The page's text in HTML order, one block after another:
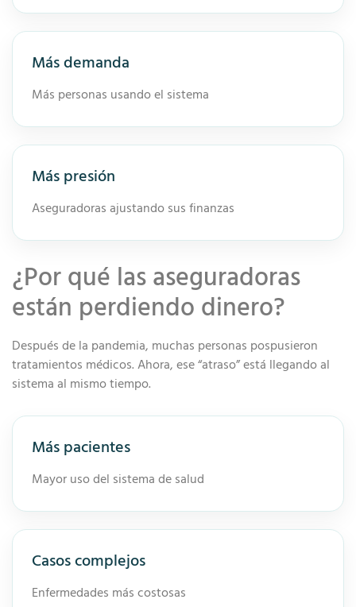
Más demanda
Más personas usando el sistema
Más presión
Aseguradoras ajustando sus finanzas
¿Por qué las aseguradoras
están perdiendo dinero?
Después de la pandemia, muchas personas pospusieron
tratamientos médicos. Ahora, ese “atraso” está llegando al
sistema al mismo tiempo.
Más pacientes
Mayor uso del sistema de salud
Casos complejos
Enfermedades más costosas